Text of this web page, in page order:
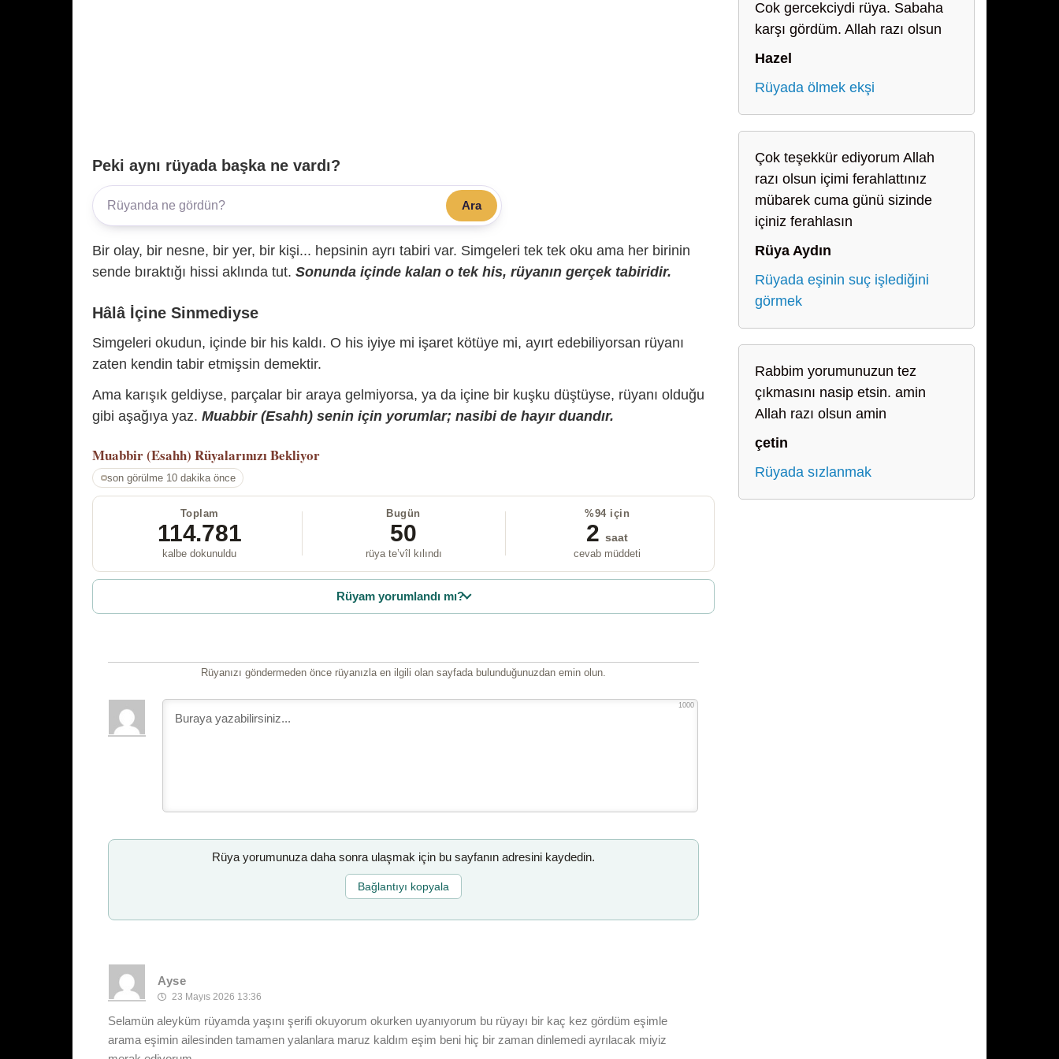
Peki aynı rüyada başka ne vardı?
Ara
Bir olay, bir nesne, bir yer, bir kişi... hepsinin ayrı tabiri var. Simgeleri tek tek oku ama her birinin
sende bıraktığı hissi aklında tut. Sonunda içinde kalan o tek his, rüyanın gerçek tabiridir.
Hâlâ İçine Sinmediyse
Simgeleri okudun, içinde bir his kaldı. O his iyiye mi işaret kötüye mi, ayırt edebiliyorsan rüyanı
zaten kendin tabir etmişsin demektir.
Ama karışık geldiyse, parçalar bir araya gelmiyorsa, ya da içine bir kuşku düştüyse, rüyanı olduğu
gibi aşağıya yaz. Muabbir (Esahh) senin için yorumlar; nasibi de hayır duandır.
Muabbir (Esahh) Rüyalarınızı Bekliyor
son görülme 10 dakika önce
Toplam
114.781
kalbe dokunuldu
Bugün
50
rüya te’vîl kılındı
%94 için
2 saat
cevab müddeti
Rüyam yorumlandı mı?
Rüyanızı göndermeden önce rüyanızla en ilgili olan sayfada bulunduğunuzdan emin olun.
1000
Rüya yorumunuza daha sonra ulaşmak için bu sayfanın adresini kaydedin.
Bağlantıyı kopyala
Ayse
23 Mayıs 2026 13:36
Selamün aleyküm rüyamda yaşını şerifi okuyorum okurken uyanıyorum bu rüyayı bir kaç kez gördüm eşimle
arama eşimin ailesinden tamamen yalanlara maruz kaldım eşim beni hiç bir zaman dinlemedi ayrılacak miyiz
Cok gercekciydi rüya. Sabaha
karşı gördüm. Allah razı olsun
Hazel
Rüyada ölmek ekşi
Çok teşekkür ediyorum Allah
razı olsun içimi ferahlattınız
mübarek cuma günü sizinde
içiniz ferahlasın
Rüya Aydın
Rüyada eşinin suç işlediğini
görmek
Rabbim yorumunuzun tez
çıkmasını nasip etsin. amin
Allah razı olsun amin
çetin
Rüyada sızlanmak